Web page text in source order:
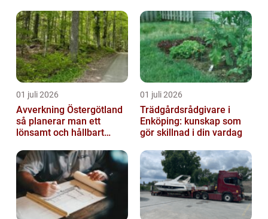
01 juli 2026
Avverkning Östergötland
så planerar man ett
lönsamt och hållbart
01 juli 2026
Trädgårdsrådgivare i
Enköping: kunskap som
gör skillnad i din vardag